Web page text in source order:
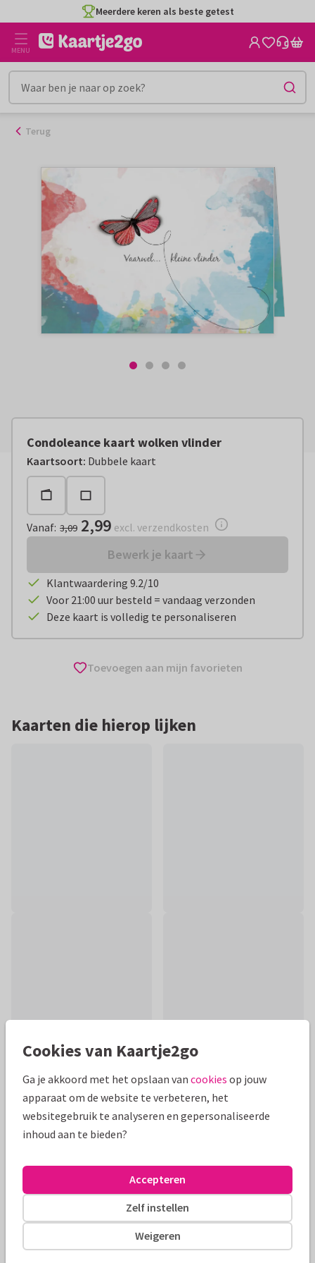
naar
inhoud
Meerdere keren als beste getest
MENU
Terug
Condoleance kaart wolken vlinder
Kaartsoort: Dubbele kaart
Vanaf:€ 2,99 excl. verzendkosten
Vanaf: 3,09 2,99 excl. verzendkosten
Bewerk je kaart
Klantwaardering 9.2/10
Voor 21:00 uur besteld = vandaag verzonden
Deze kaart is volledig te personaliseren
Toevoegen aan mijn favorieten
Kaarten die hierop lijken
Productinformatie
Condoleance kaart voor kindje met abstracte wolken op de
aanpassen.
Alle kaarten zijn helemaal naar wens aan te passen
JopkeDesigns
Cookies van Kaartje2go
Ga je akkoord met het opslaan van cookies op jouw
apparaat om de website te verbeteren, het
websitegebruik te analyseren en gepersonaliseerde
inhoud aan te bieden?
Weigeren
Zelf instellen
Accepteren